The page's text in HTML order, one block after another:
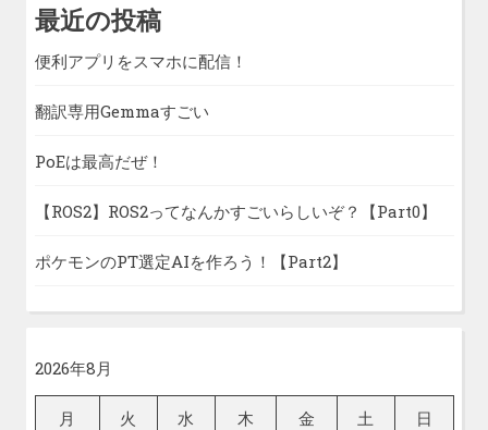
最近の投稿
便利アプリをスマホに配信！
翻訳専用Gemmaすごい
PoEは最高だぜ！
【ROS2】ROS2ってなんかすごいらしいぞ？【Part0】
ポケモンのPT選定AIを作ろう！【Part2】
2026年8月
月 火 水 木 金 土 日